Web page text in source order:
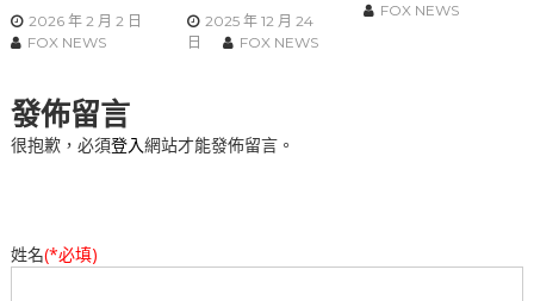
2026 年 2 月 2 日
FOX NEWS
2025 年 12 月 24
日
FOX NEWS
FOX NEWS
發佈留言
很抱歉，必須登入網站才能發佈留言。
姓名(*必填)